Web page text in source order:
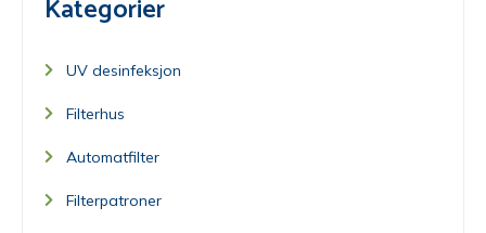
Kategorier
UV desinfeksjon
Filterhus
Automatfilter
Filterpatroner